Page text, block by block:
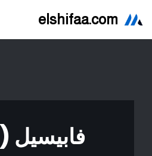
elshifaa.com
فابيسيل (Vapicil)